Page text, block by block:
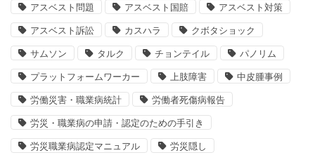
アスベスト問題 アスベスト国賠 アスベスト対策
アスベスト訴訟 カスハラ クボタショック
サムソン タルク チョンテイル パノリム
プラットフォームワーカー 上肢障害 中皮腫事例
労働災害・職業病統計 労働者死傷病報告
労災・職業病の申請・認定のための手引き
労災職業病認定マニュアル 労災隠し